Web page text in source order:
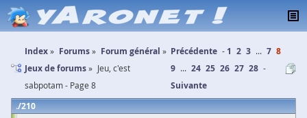
Index Forums
Forum général
Jeux de forums
Jeu, c'est
sabpotam - Page 8
Précédente 1 2 3 ... 7 8
9 ... 24 25 26 27 28
Suivante
210